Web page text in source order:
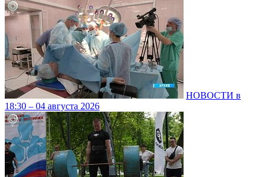
НОВОСТИ в
18:30 – 04 августа 2026